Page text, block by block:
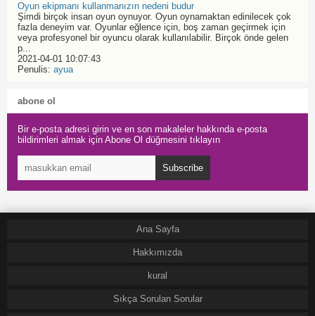
Oyun ekipmanı kullanmanızın nedeni budur
Şimdi birçok insan oyun oynuyor. Oyun oynamaktan edinilecek çok
fazla deneyim var. Oyunlar eğlence için, boş zaman geçirmek için
veya profesyonel bir oyuncu olarak kullanılabilir. Birçok önde gelen
p...
2021-04-01 10:07:43
Penulis: ayua
abone ol
Bir e-posta adresi girin ve en son makaleler hakkında e-posta
bildirimleri almak için Abone Ol düğmesini tıklayın
Subscribe
Ana Sayfa
Hakkımızda
kural
Sıkça Sorulan Sorular